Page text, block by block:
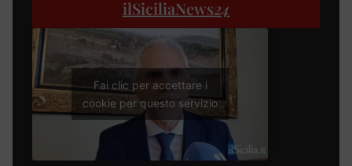
ilSiciliaNews24
Fai clic per accettare i
cookie per questo servizio